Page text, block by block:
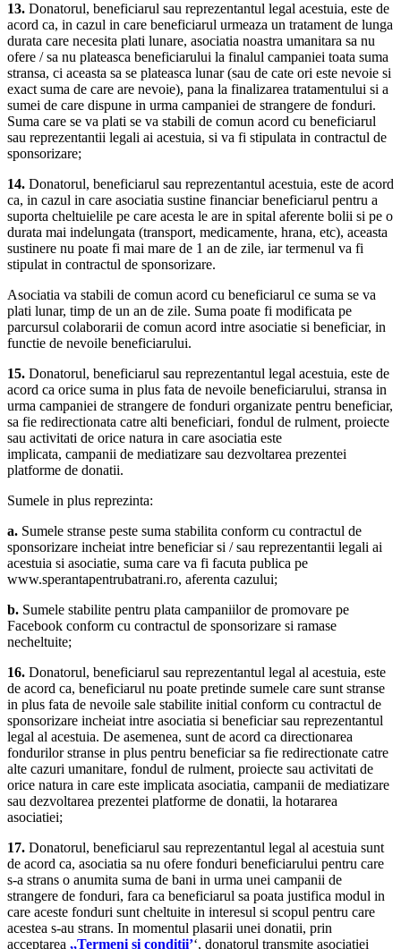
13. Donatorul, beneficiarul sau reprezentantul legal acestuia, este de
acord ca, in cazul in care beneficiarul urmeaza un tratament de lunga
durata care necesita plati lunare, asociatia noastra umanitara sa nu
ofere / sa nu plateasca beneficiarului la finalul campaniei toata suma
stransa, ci aceasta sa se plateasca lunar (sau de cate ori este nevoie si
exact suma de care are nevoie), pana la finalizarea tratamentului si a
sumei de care dispune in urma campaniei de strangere de fonduri.
Suma care se va plati se va stabili de comun acord cu beneficiarul
sau reprezentantii legali ai acestuia, si va fi stipulata in contractul de
sponsorizare;
14. Donatorul, beneficiarul sau reprezentantul acestuia, este de acord
ca, in cazul in care asociatia sustine financiar beneficiarul pentru a
suporta cheltuielile pe care acesta le are in spital aferente bolii si pe o
durata mai indelungata (transport, medicamente, hrana, etc), aceasta
sustinere nu poate fi mai mare de 1 an de zile, iar termenul va fi
stipulat in contractul de sponsorizare.
Asociatia va stabili de comun acord cu beneficiarul ce suma se va
plati lunar, timp de un an de zile. Suma poate fi modificata pe
parcursul colaborarii de comun acord intre asociatie si beneficiar, in
functie de nevoile beneficiarului.
15. Donatorul, beneficiarul sau reprezentantul legal acestuia, este de
acord ca orice suma in plus fata de nevoile beneficiarului, stransa in
urma campaniei de strangere de fonduri organizate pentru beneficiar,
sa fie redirectionata catre alti beneficiari, fondul de rulment, proiecte
sau activitati de orice natura in care asociatia este
implicata, campanii de mediatizare sau dezvoltarea prezentei
platforme de donatii.
Sumele in plus reprezinta:
a. Sumele stranse peste suma stabilita conform cu contractul de
sponsorizare incheiat intre beneficiar si / sau reprezentantii legali ai
acestuia si asociatie, suma care va fi facuta publica pe
www.sperantapentrubatrani.ro, aferenta cazului;
b. Sumele stabilite pentru plata campaniilor de promovare pe
Facebook conform cu contractul de sponsorizare si ramase
necheltuite;
16. Donatorul, beneficiarul sau reprezentantul legal al acestuia, este
de acord ca, beneficiarul nu poate pretinde sumele care sunt stranse
in plus fata de nevoile sale stabilite initial conform cu contractul de
sponsorizare incheiat intre asociatia si beneficiar sau reprezentantul
legal al acestuia. De asemenea, sunt de acord ca directionarea
fondurilor stranse in plus pentru beneficiar sa fie redirectionate catre
alte cazuri umanitare, fondul de rulment, proiecte sau activitati de
orice natura in care este implicata asociatia, campanii de mediatizare
sau dezvoltarea prezentei platforme de donatii, la hotararea
asociatiei;
17. Donatorul, beneficiarul sau reprezentantul legal al acestuia sunt
de acord ca, asociatia sa nu ofere fonduri beneficiarului pentru care
s-a strans o anumita suma de bani in urma unei campanii de
strangere de fonduri, fara ca beneficiarul sa poata justifica modul in
care aceste fonduri sunt cheltuite in interesul si scopul pentru care
acestea s-au strans. In momentul plasarii unei donatii, prin
acceptarea ,,Termeni si conditii’‘, donatorul transmite asociatiei